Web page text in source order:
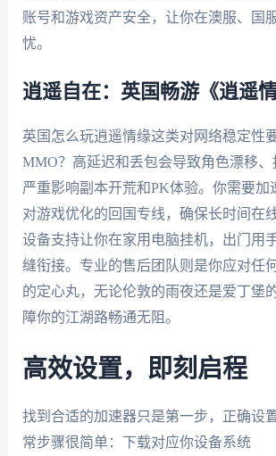
账号和游戏资产安全，让你在澳服、国
忧。
逍遥自在：英国畅游《逍遥情
英国怎么玩逍遥情缘这类对网络稳定性
MMO？高延迟和丢包会导致角色漂移、
严重影响副本开荒和PK体验。你需要加
对游戏优化的回国专线，确保长时间在
设备支持让你在家用电脑挂机，出门用
缝衔接。专业的售后团队则是你应对任
的定心丸，无论伦敦的雨夜还是爱丁堡
障你的江湖路畅通无阻。
高效设置，即刻启程
找到合适的加速器只是第一步，正确设
常步骤很简单：下载对应你设备系统